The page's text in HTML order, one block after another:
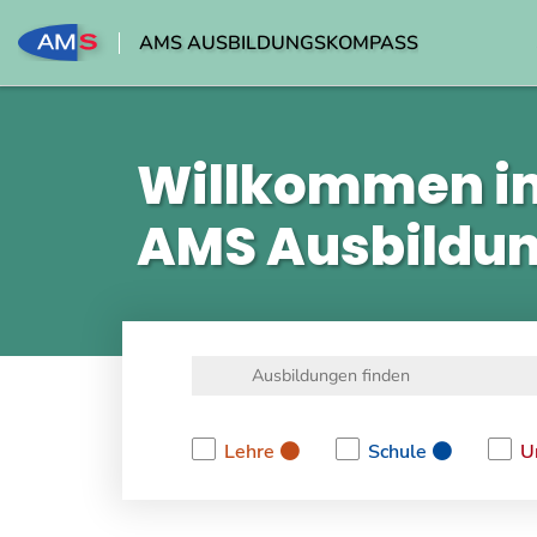
AMS AUSBILDUNGSKOMPASS
Willkommen
AMS
Lehre
Schule